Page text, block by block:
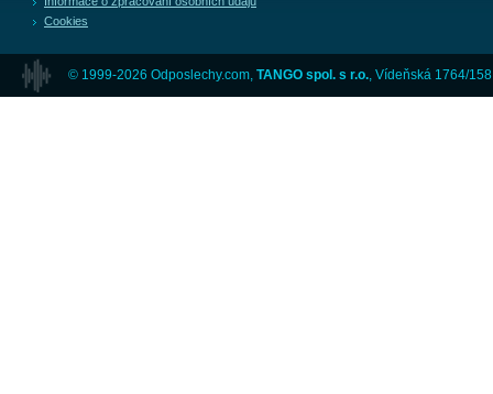
Cookies
© 1999-2026 Odposlechy.com, TANGO spol. s r.o. , Vídeňská 1764/